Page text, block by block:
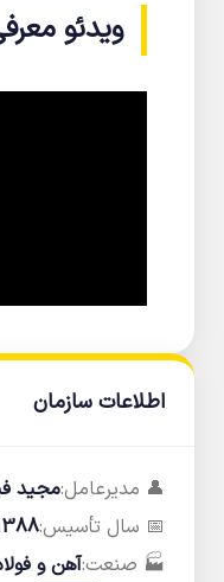
ویدئو
اطلاعات سازمان
👤 مدیرعامل:مجید
📅 سال تأسیس:
🏭 صنعت:آهن و